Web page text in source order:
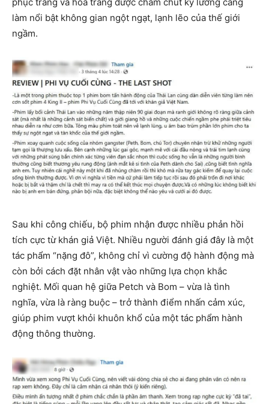
làm nổi bật không gian ngột ngạt, lạnh lẽo của thế giới
ngầm.
Sau khi công chiếu, bộ phim nhận được nhiều phản hồi
tích cực từ khán giả Việt. Nhiều người đánh giá đây là một
tác phẩm “nặng đô”, không chỉ vì cường độ hành động mà
còn bởi cách đặt nhân vật vào những lựa chọn khắc
nghiệt. Mối quan hệ giữa Petch và Bom – vừa là tình
nghĩa, vừa là ràng buộc – trở thành điểm nhấn cảm xúc,
giúp phim vượt khỏi khuôn khổ của một tác phẩm hành
động thông thường.